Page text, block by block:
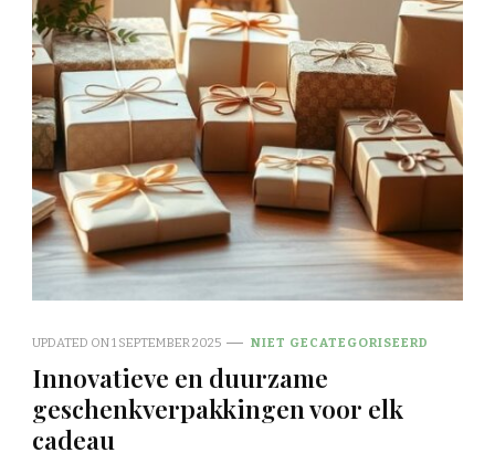
UPDATED ON1 SEPTEMBER 2025 NIET GECATEGORISEERD
Innovatieve en duurzame
geschenkverpakkingen voor elk
cadeau